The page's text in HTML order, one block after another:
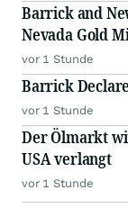
Barrick and
Nevada Gold
vor 1 Stunde
Barrick
vor 1 Stunde
Der Ölmarkt
USA verlangt
vor 1 Stunde